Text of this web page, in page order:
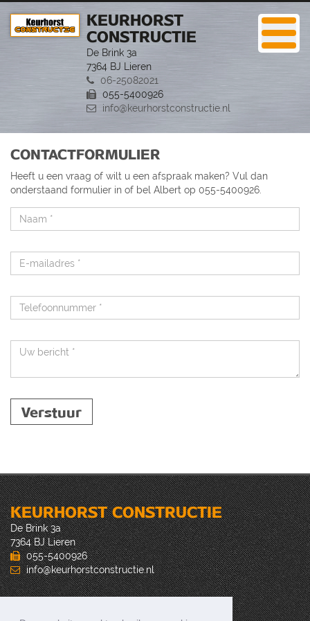
KEURHORST
CONSTRUCTIE
De Brink 3a
7364 BJ Lieren
06-25082021
055-5400926
info@keurhorstconstructie.nl
CONTACTFORMULIER
Heeft u een vraag of wilt u een afspraak maken? Vul dan
onderstaand formulier in of bel Albert op 055-5400926.
Verstuur
KEURHORST CONSTRUCTIE
De Brink 3a
7364 BJ Lieren
055-5400926
info@keurhorstconstructie.nl